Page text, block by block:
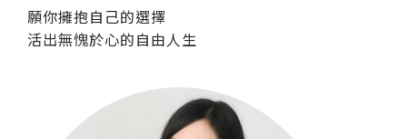
願你擁抱自己的選擇
活出無愧於心的自由人生